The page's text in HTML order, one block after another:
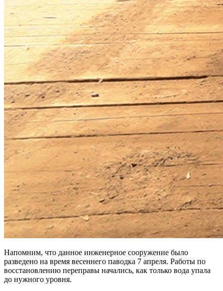
Напомним, что данное инженерное сооружение было
разведено на время весеннего паводка 7 апреля. Работы по
восстановлению переправы начались, как только вода упала
до нужного уровня.